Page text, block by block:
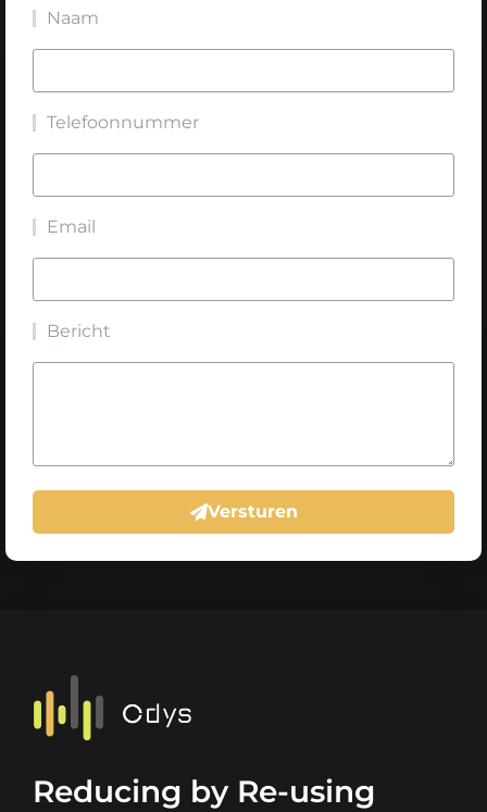
Naam
Telefoonnummer
Email
Bericht
Versturen
Reducing by Re-using